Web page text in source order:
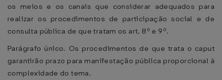
os meios e os canais que considerar adequados para
realizar os procedimentos de participação social e de
consulta pública de que tratam os art. 8º e 9º.
Parágrafo único. Os procedimentos de que trata o caput
garantirão prazo para manifestação pública proporcional à
complexidade do tema.